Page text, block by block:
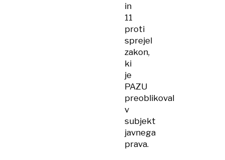
in
11
proti
sprejel
zakon,
ki
je
PAZU
preoblikoval
v
subjekt
javnega
prava.